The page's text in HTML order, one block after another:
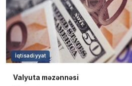
İqtisadiyyat
Valyuta məzənnəsi